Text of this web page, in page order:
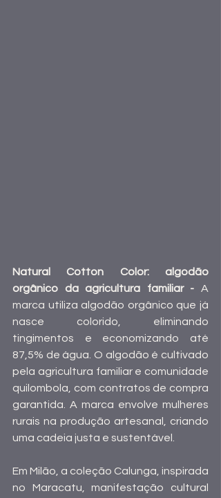
Natural Cotton Color: algodão
orgânico da agricultura familiar - A
marca utiliza algodão orgânico que já
nasce colorido, eliminando
tingimentos e economizando até
87,5% de água. O algodão é cultivado
pela agricultura familiar e comunidade
quilombola, com contratos de compra
garantida. A marca envolve mulheres
rurais na produção artesanal, criando
uma cadeia justa e sustentável.
Em Milão, a coleção Calunga, inspirada
no Maracatu, manifestação cultural